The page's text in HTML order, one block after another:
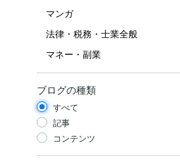
マンガ
法律・税務・士業全般
マネー・副業
ブログの種類
すべて
記事
コンテンツ